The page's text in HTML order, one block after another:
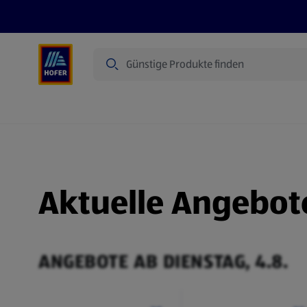
Aktuelle
ANGEBOTE AB DIENSTAG, 4.8.